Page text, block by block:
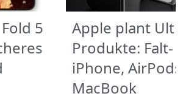
5
Apple plant
Produkte: Falt-
iPhone,
MacBook